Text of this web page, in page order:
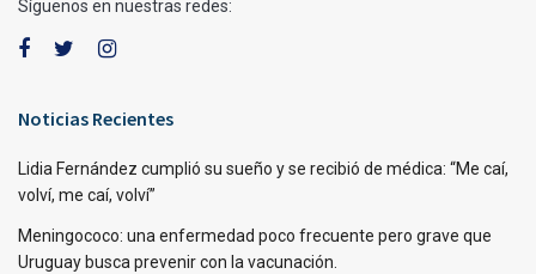
Síguenos en nuestras redes:
Noticias Recientes
Lidia Fernández cumplió su sueño y se recibió de médica: “Me caí,
volví, me caí, volví”
Meningococo: una enfermedad poco frecuente pero grave que
Uruguay busca prevenir con la vacunación.